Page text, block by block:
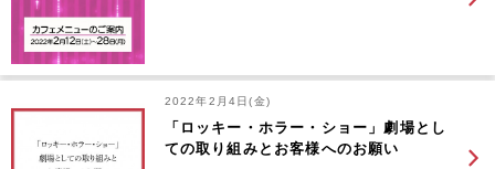
2022年2月4日(金)
「ロッキー・ホラー・ショー」劇場とし
ての取り組みとお客様へのお願い